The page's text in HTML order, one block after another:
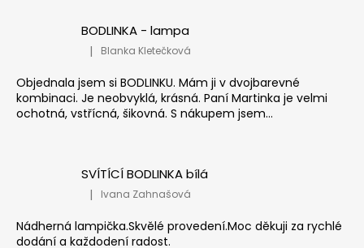
BODLINKA - lampa
Hodnocení produktu je 5 z 5 hvězdiček.
| Blanka Kletečková
Objednala jsem si BODLINKU. Mám ji v dvojbarevné
kombinaci. Je neobvyklá, krásná. Paní Martinka je velmi
ochotná, vstřícná, šikovná. S nákupem jsem...
SVÍTÍCÍ BODLINKA bílá
Hodnocení produktu je 5 z 5 hvězdiček.
| Ivana Zahnašová
Nádherná lampička.Skvělé provedení.Moc děkuji za rychlé
dodání a každodení radost.